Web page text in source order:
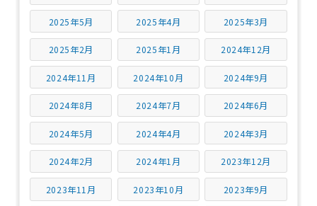
2025年5月 2025年4月 2025年3月
2025年2月 2025年1月 2024年12月
2024年11月 2024年10月 2024年9月
2024年8月 2024年7月 2024年6月
2024年5月 2024年4月 2024年3月
2024年2月 2024年1月 2023年12月
2023年11月 2023年10月 2023年9月